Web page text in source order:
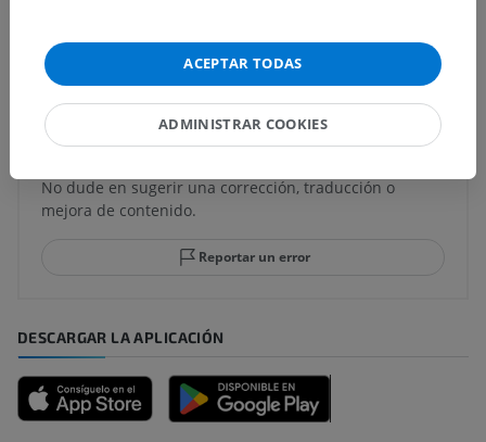
Traducciones
¿Ha detectado un error?
No dude en sugerir una corrección, traducción o
mejora de contenido.
Reportar un error
DESCARGAR LA APLICACIÓN
ACEPTAR TODAS
ADMINISTRAR COOKIES